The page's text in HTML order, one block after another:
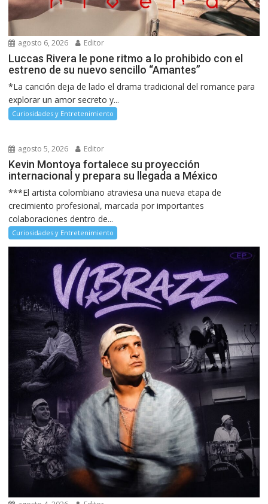
agosto 6, 2026 Editor
Luccas Rivera le pone ritmo a lo prohibido con el
estreno de su nuevo sencillo “Amantes”
*La canción deja de lado el drama tradicional del romance para
explorar un amor secreto y...
Curiosidades y Entretenimiento
agosto 5, 2026 Editor
Kevin Montoya fortalece su proyección
internacional y prepara su llegada a México
***El artista colombiano atraviesa una nueva etapa de
crecimiento profesional, marcada por importantes
colaboraciones dentro de...
Curiosidades y Entretenimiento